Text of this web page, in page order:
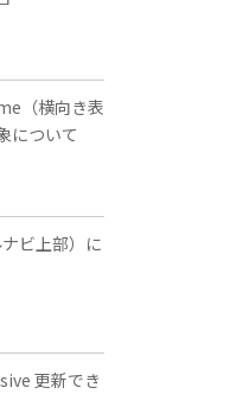
（横向き表
について
ビ上部）に
更新でき